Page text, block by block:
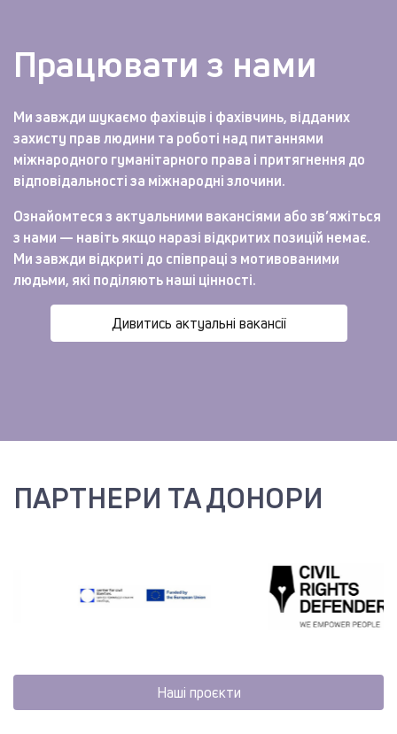
Працювати з нами
Ми завжди шукаємо фахівців і фахівчинь, відданих
захисту прав людини та роботі над питаннями
міжнародного гуманітарного права і притягнення до
відповідальності за міжнародні злочини.
Ознайомтеся з актуальними вакансіями або зв’яжіться
з нами — навіть якщо наразі відкритих позицій немає.
Ми завжди відкриті до співпраці з мотивованими
людьми, які поділяють наші цінності.
Дивитись актуальні вакансії
ПАРТНЕРИ ТА ДОНОРИ
Наші проєкти